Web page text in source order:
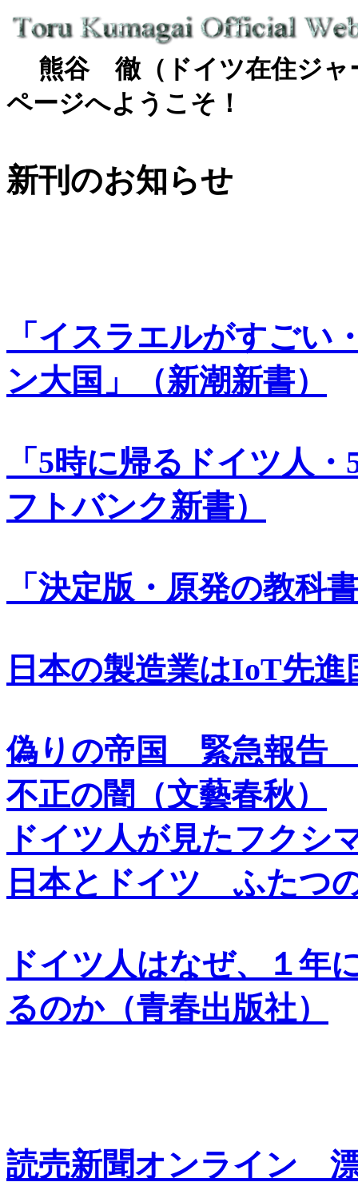
熊谷 徹（ドイツ在住ジャ
ページへようこそ！
新刊のお知らせ
「イスラエルがすごい
ン大国」（新潮新書）
「5時に帰るドイツ人
フトバンク新書）
「決定版・原発の教科
日本の製造業はIoT先
偽りの帝国 緊急報告
不正の闇（文藝春秋）
ドイツ人が見たフクシ
日本とドイツ ふたつ
ドイツ人はなぜ、１年
るのか（青春出版社）
読売新聞オンライン